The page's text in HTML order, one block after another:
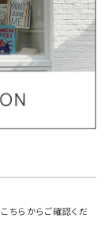
こちらからご確認くだ